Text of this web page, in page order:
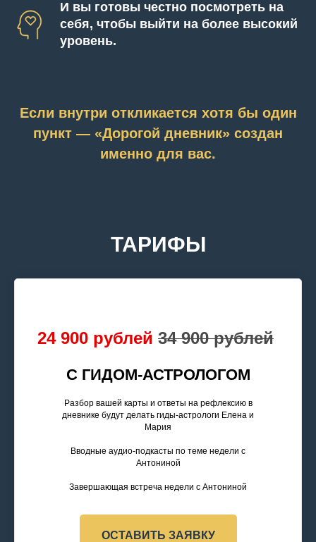
И вы готовы честно посмотреть на
себя, чтобы выйти на более высокий
уровень.
Если внутри откликается хотя бы один
пункт — «Дорогой дневник» создан
именно для вас.
ТАРИФЫ
24 900 рублей 34 900 рублей
С ГИДОМ-АСТРОЛОГОМ
Разбор вашей карты и ответы на рефлексию в
дневнике будут делать гиды-астрологи Елена и
Мария
Вводные аудио-подкасты по теме недели с
Антониной
Завершающая встреча недели с Антониной
ОСТАВИТЬ ЗАЯВКУ